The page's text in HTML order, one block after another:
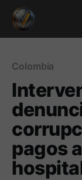
Colombia
pagos